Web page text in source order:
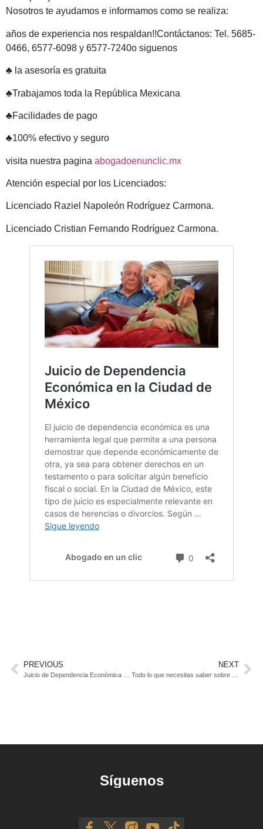
Nosotros te ayudamos e informamos como se realiza:
años de experiencia nos respaldan!!Contáctanos: Tel. 5685-
0466, 6577-6098 y 6577-7240o siguenos
♣ la asesoría es gratuita
♣Trabajamos toda la República Mexicana
♣Facilidades de pago
♣100% efectivo y seguro
visita nuestra pagina abogadoenunclic.mx
Atención especial por los Licenciados:
Licenciado Raziel Napoleón Rodríguez Carmona.
Licenciado Cristian Fernando Rodríguez Carmona.
PREVIOUS NEXT
Síguenos